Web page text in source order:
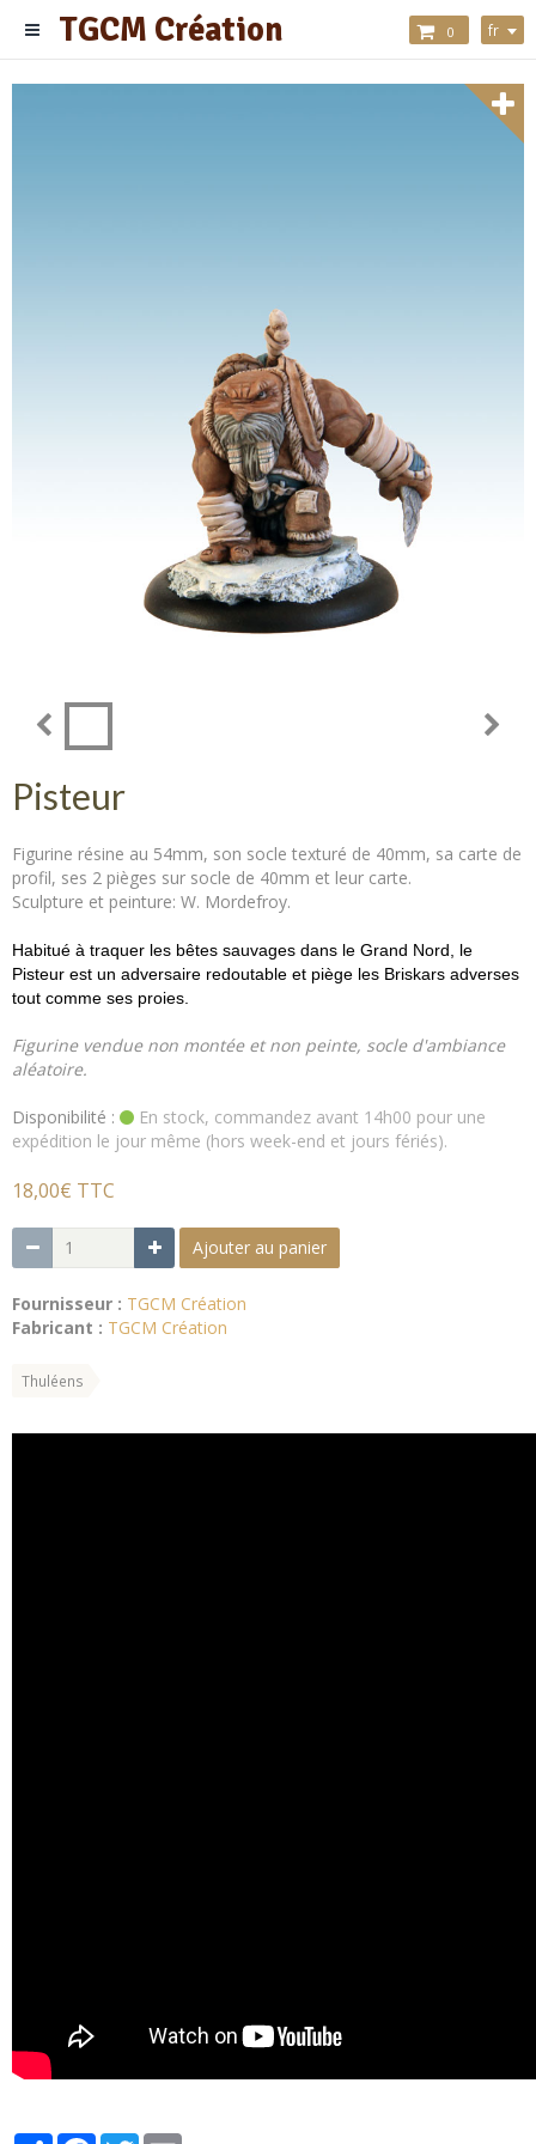
TGCM Création 0 fr
Pisteur
Figurine résine au 54mm, son socle texturé de 40mm, sa carte de
profil, ses 2 pièges sur socle de 40mm et leur carte.
Sculpture et peinture: W. Mordefroy.
Habitué à traquer les bêtes sauvages dans le Grand Nord, le
Pisteur est un adversaire redoutable et piège les Briskars adverses
tout comme ses proies.
Figurine vendue non montée et non peinte, socle d'ambiance
aléatoire.
Disponibilité :
En stock, commandez avant 14h00 pour une
expédition le jour même (hors week-end et jours fériés).
18,00€ TTC
Ajouter au panier
Fournisseur : TGCM Création
Fabricant : TGCM Création
Thuléens